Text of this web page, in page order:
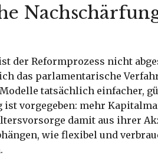
der Reformprozess nicht
das parlamentarische
tatsächlich einfacher,
ist vorgegeben: mehr
damit aus ihrer
wie flexibel und